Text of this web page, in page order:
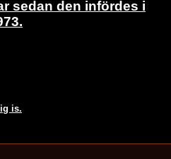
sedan den infördes i
is.